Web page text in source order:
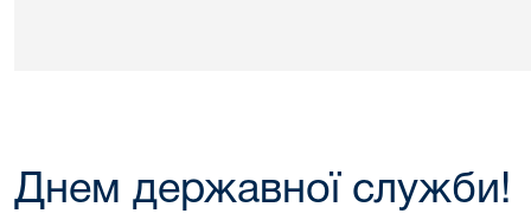
Днем державної служби!